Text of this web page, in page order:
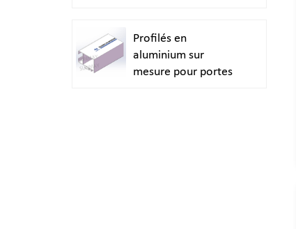
Profilés en
aluminium sur
mesure pour portes